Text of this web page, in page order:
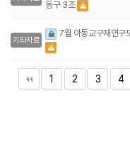
동구 3조
기타자료
7월 아동교구재연구
1 2 3 4